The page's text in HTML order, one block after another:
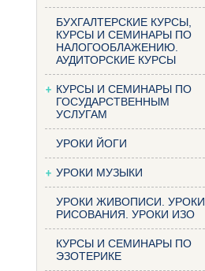
БУХГАЛТЕРСКИЕ КУРСЫ,
КУРСЫ И СЕМИНАРЫ ПО
НАЛОГООБЛАЖЕНИЮ.
АУДИТОРСКИЕ КУРСЫ
КУРСЫ И СЕМИНАРЫ ПО
ГОСУДАРСТВЕННЫМ
УСЛУГАМ
УРОКИ ЙОГИ
УРОКИ МУЗЫКИ
УРОКИ ЖИВОПИСИ. УРОКИ
РИСОВАНИЯ. УРОКИ ИЗО
КУРСЫ И СЕМИНАРЫ ПО
ЭЗОТЕРИКЕ